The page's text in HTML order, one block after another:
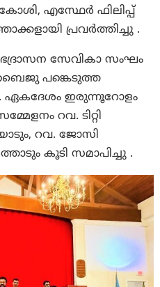
എസ്ഥേർ ഫിലിപ്പ്
പ്രവർത്തിച്ചു .
സേവികാ സംഘം
ബൈജു പങ്കെടുത്ത
ഏകദേശം ഇരുന്നൂറോളം
റവ. ടിറ്റി
റവ. ജോസി
കൂടി സമാപിച്ചു .